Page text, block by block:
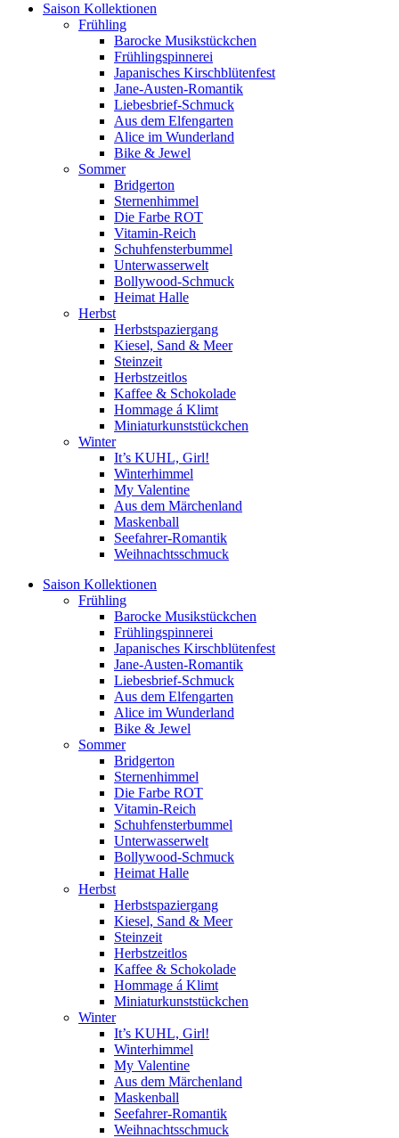
Saison Kollektionen
Frühling
Barocke Musikstückchen
Frühlingspinnerei
Japanisches Kirschblütenfest
Jane-Austen-Romantik
Liebesbrief-Schmuck
Aus dem Elfengarten
Alice im Wunderland
Bike & Jewel
Sommer
Bridgerton
Sternenhimmel
Die Farbe ROT
Vitamin-Reich
Schuhfensterbummel
Unterwasserwelt
Bollywood-Schmuck
Heimat Halle
Herbst
Herbstspaziergang
Kiesel, Sand & Meer
Steinzeit
Herbstzeitlos
Kaffee & Schokolade
Hommage á Klimt
Miniaturkunststückchen
Winter
It’s KUHL, Girl!
Winterhimmel
My Valentine
Aus dem Märchenland
Maskenball
Seefahrer-Romantik
Weihnachtsschmuck
Saison Kollektionen
Frühling
Barocke Musikstückchen
Frühlingspinnerei
Japanisches Kirschblütenfest
Jane-Austen-Romantik
Liebesbrief-Schmuck
Aus dem Elfengarten
Alice im Wunderland
Bike & Jewel
Sommer
Bridgerton
Sternenhimmel
Die Farbe ROT
Vitamin-Reich
Schuhfensterbummel
Unterwasserwelt
Bollywood-Schmuck
Heimat Halle
Herbst
Herbstspaziergang
Kiesel, Sand & Meer
Steinzeit
Herbstzeitlos
Kaffee & Schokolade
Hommage á Klimt
Miniaturkunststückchen
Winter
It’s KUHL, Girl!
Winterhimmel
My Valentine
Aus dem Märchenland
Maskenball
Seefahrer-Romantik
Weihnachtsschmuck